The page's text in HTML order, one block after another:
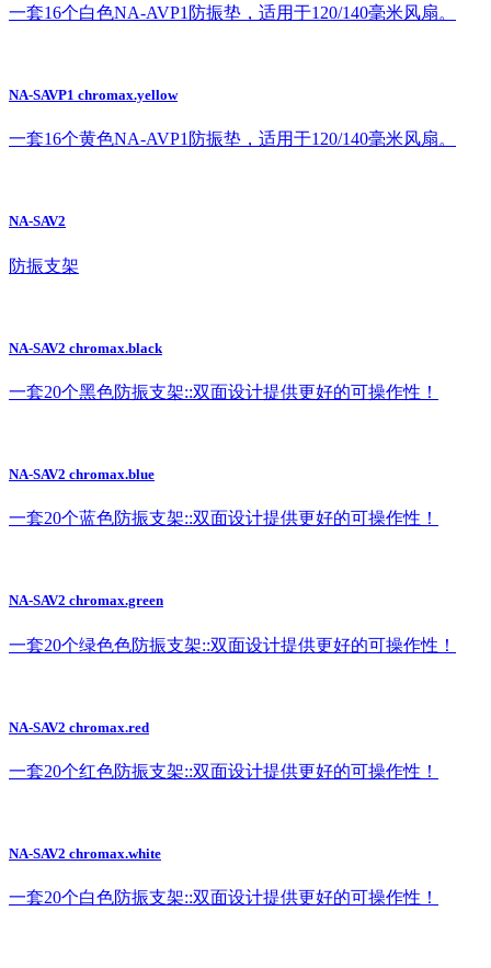
一套16个白色NA-AVP1防振垫，适用于120/140毫米风扇。
NA-SAVP1 chromax.yellow
一套16个黄色NA-AVP1防振垫，适用于120/140毫米风扇。
NA-SAV2
防振支架
NA-SAV2 chromax.black
一套20个黑色防振支架::双面设计提供更好的可操作性！
NA-SAV2 chromax.blue
一套20个蓝色防振支架::双面设计提供更好的可操作性！
NA-SAV2 chromax.green
一套20个绿色色防振支架::双面设计提供更好的可操作性！
NA-SAV2 chromax.red
一套20个红色防振支架::双面设计提供更好的可操作性！
NA-SAV2 chromax.white
一套20个白色防振支架::双面设计提供更好的可操作性！